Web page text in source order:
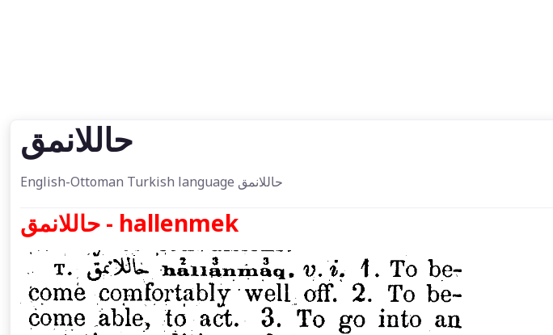
حاللانمق
English-Ottoman Turkish language حاللانمق
حاللانمق - hallenmek